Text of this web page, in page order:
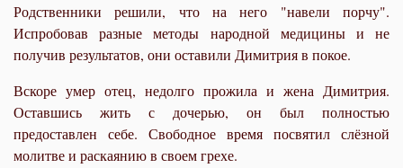
Родственники решили, что на него "навели порчу".
Испробовав разные методы народной медицины и не
получив результатов, они оставили Димитрия в покое.
Вскоре умер отец, недолго прожила и жена Димитрия.
Оставшись жить с дочерью, он был полностью
предоставлен себе. Свободное время посвятил слёзной
молитве и раскаянию в своем грехе.